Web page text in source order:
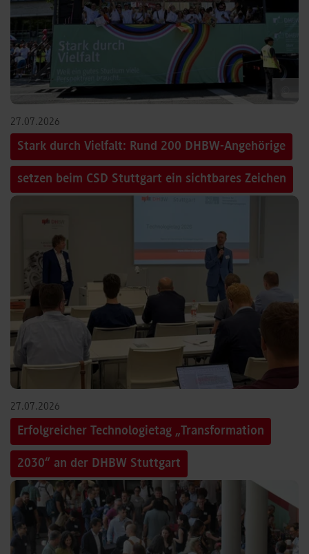
27.07.2026
Stark durch Vielfalt: Rund 200 DHBW-Angehörige
setzen beim CSD Stuttgart ein sichtbares Zeichen
27.07.2026
Erfolgreicher Technologietag „Transformation
2030“ an der DHBW Stuttgart